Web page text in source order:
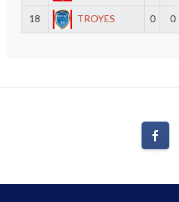
18 TROYES 0 0